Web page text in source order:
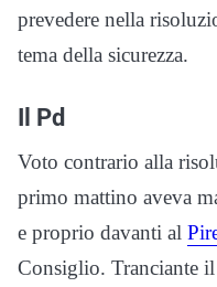
prevedere nella
tema della sicurezza.
Il Pd
Voto contrario alla
primo mattino aveva
e proprio davanti al
Consiglio. Tranciante